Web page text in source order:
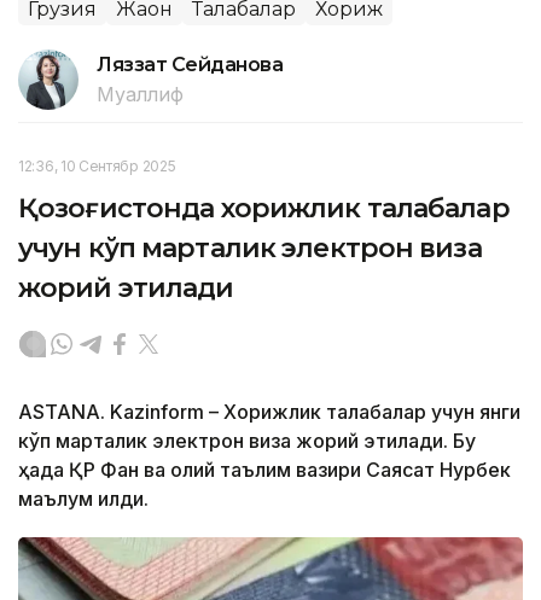
Грузия Жаҳон Талабалар Хориж
Ляззат Сейданова
Муаллиф
12:36, 10 Сентябр 2025
Қозоғистонда хорижлик талабалар
учун кўп марталик электрон виза
жорий этилади
ASTANA. Kazinform – Хорижлик талабалар учун янги
кўп марталик электрон виза жорий этилади. Бу
ҳақда ҚР Фан ва олий таълим вазири Саясат Нурбек
маълум қилди.